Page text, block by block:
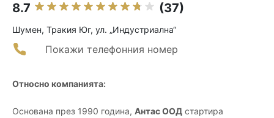
8.7 (37)
Шумен, Тракия Юг, ул. „Индустриална“
Покажи телефонния номер
Относно компанията:
Основана през 1990 година, Антас ООД стартира